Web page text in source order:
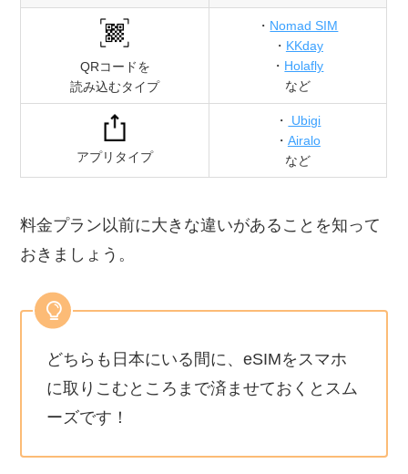
QRコードを
読み込むタイプ
・ Nomad SIM
・ KKday
・ Holafly
など
アプリタイプ
・
Ubigi
・ Airalo
など
料金プラン以前に大きな違いがあることを知って
おきましょう。
どちらも日本にいる間に、eSIMをスマホ
に取りこむところまで済ませておくとスム
ーズです！